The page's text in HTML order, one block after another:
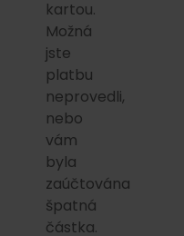
kartou.
Možná
jste
platbu
neprovedli,
nebo
vám
byla
zaúčtována
špatná
částka.